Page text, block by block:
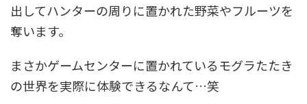
出してハンターの周りに置かれた野菜やフルーツを
奪います。
まさかゲームセンターに置かれているモグラたたき
の世界を実際に体験できるなんて…笑